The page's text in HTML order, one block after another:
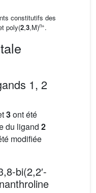
constitutifs des
poly(2,3,M)n+.
1, 2
3ont été
du ligand 2
modifiée
bi(2,2′-